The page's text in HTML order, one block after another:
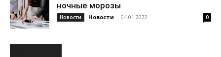
ночные морозы
Новости Новости - 04.01.2022 0